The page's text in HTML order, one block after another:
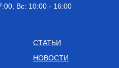
СТАТЬИ
НОВОСТИ
Вс: 10:00 - 16:00